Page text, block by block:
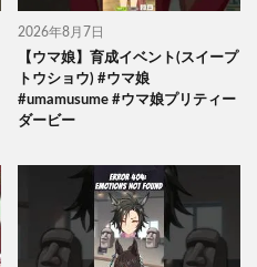
2026年8月7日
【ウマ娘】育成イベント(スイープ
トウショウ) #ウマ娘
#umamusume #ウマ娘プリティー
ダービー